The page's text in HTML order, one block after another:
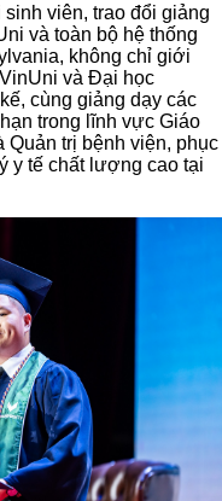
viên, trao đổi giảng
và toàn bộ hệ thống
không chỉ giới
và Đại học
cùng giảng dạy các
trong lĩnh vực Giáo
Quản trị bệnh viện, phục
y tế chất lượng cao tại